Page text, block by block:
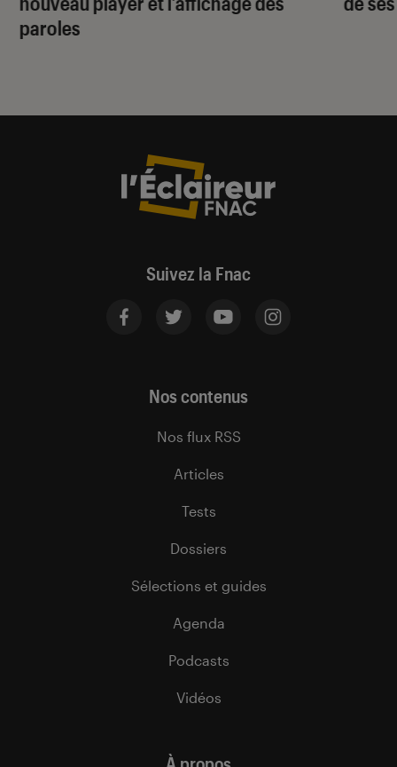
paroles
Suivez la Fnac
Nos contenus
Nos flux RSS
Articles
Tests
Dossiers
Sélections et guides
Agenda
Podcasts
Vidéos